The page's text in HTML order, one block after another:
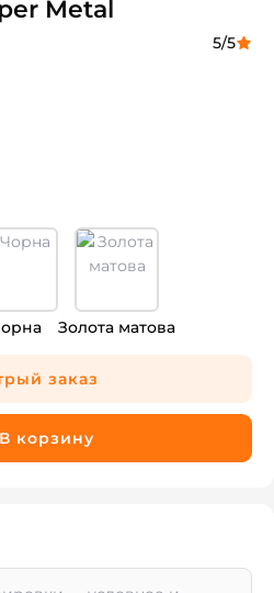
Metal
5/5
Золота матова
заказ
В корзину